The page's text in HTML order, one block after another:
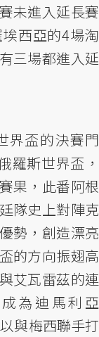
未進入延長賽
西亞的4場淘
三場都進入延
界盃的決賽門
羅斯世界盃，
果，此番阿根
隊史上對陣克
勢，創造漂亮
的方向振翅高
艾瓦雷茲的連
為迪馬利亞
與梅西聯手打